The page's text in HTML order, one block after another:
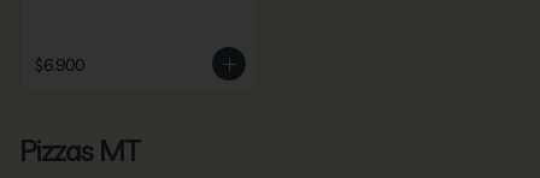
$6.900
Pizzas MT